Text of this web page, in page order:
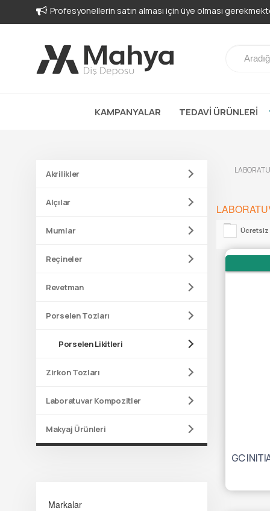
Profesyonellerin satın alması için üye olması
KAMPANYALAR TEDAVİ ÜRÜNLERİ
Akrilikler
Alçılar
Mumlar
Reçineler
Revetman
Porselen Tozları
Porselen Likitleri
Zirkon Tozları
Laboratuvar Kompozitler
Makyaj Ürünleri
Markalar
Ücretsiz